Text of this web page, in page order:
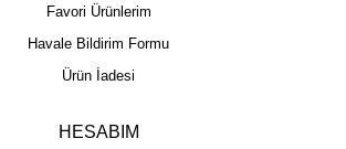
Favori Ürünlerim
Havale Bildirim Formu
Ürün İadesi
HESABIM